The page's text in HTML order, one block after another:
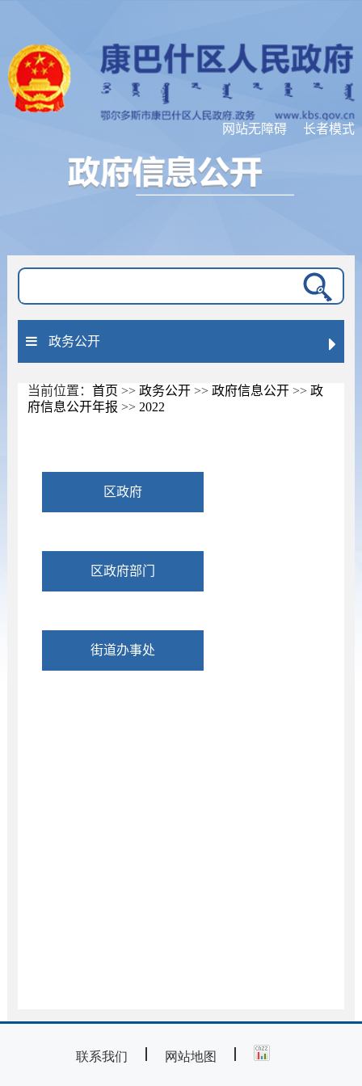
长者模式
网站无障碍
匹配度
精准 升序
政务公开
当前位置： 首页 >> 政务公开>> 政府信息公开>> 政
府信息公开年报 >> 2022
区政府
区政府部门
街道办事处